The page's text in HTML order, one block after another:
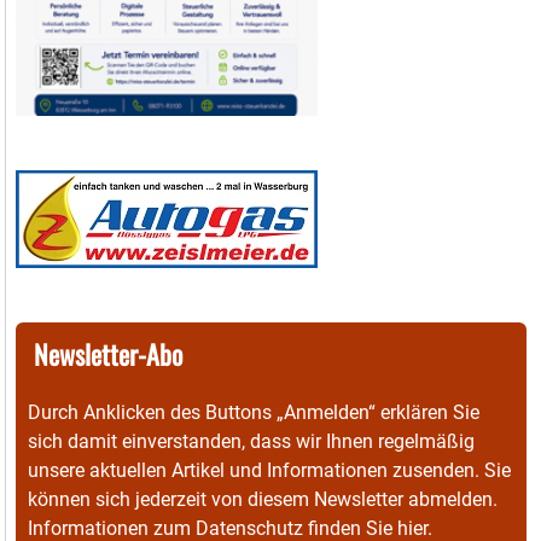
Newsletter-Abo
Durch Anklicken des Buttons „Anmelden“ erklären Sie
sich damit einverstanden, dass wir Ihnen regelmäßig
unsere aktuellen Artikel und Informationen zusenden. Sie
können sich jederzeit von diesem Newsletter abmelden.
Informationen zum Datenschutz finden Sie hier.